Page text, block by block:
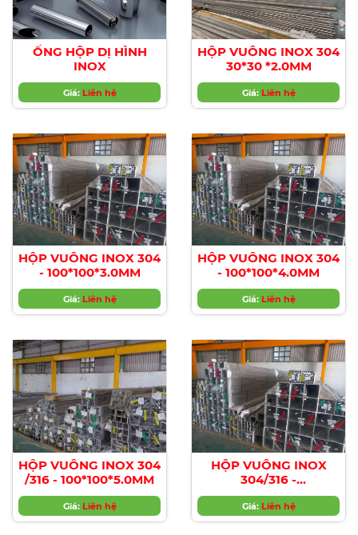
ỐNG HỘP DỊ HÌNH
INOX
Giá: Liên hệ
HỘP VUÔNG INOX 304
30*30 *2.0MM
Giá: Liên hệ
HỘP VUÔNG INOX 304
- 100*100*3.0MM
Giá: Liên hệ
HỘP VUÔNG INOX 304
- 100*100*4.0MM
Giá: Liên hệ
HỘP VUÔNG INOX 304
/316 - 100*100*5.0MM
Giá: Liên hệ
HỘP VUÔNG INOX
304/316 -
100*100*6.0MM
Giá: Liên hệ